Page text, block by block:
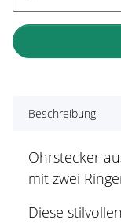
Beschreibung
Ohrstecker
mit zwei
Diese